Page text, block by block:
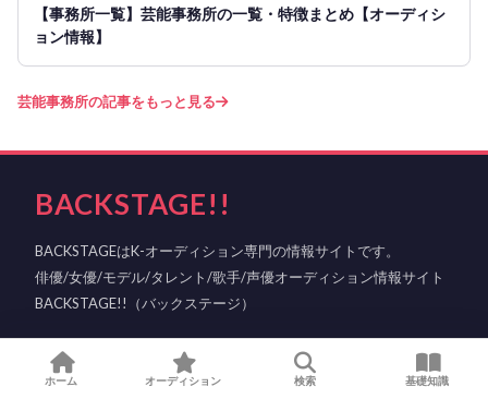
【事務所一覧】芸能事務所の一覧・特徴まとめ【オーディシ
ョン情報】
芸能事務所の記事をもっと見る
BACKSTAGE!!
BACKSTAGEはK-オーディション専門の情報サイトです。
俳優/女優/モデル/タレント/歌手/声優オーディション情報サイト
BACKSTAGE!!（バックステージ）
ホーム オーディション 検索 基礎知識